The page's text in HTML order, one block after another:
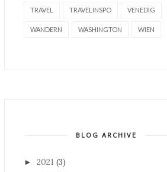
TRAVEL TRAVELINSPO VENEDIG
WANDERN WASHINGTON WIEN
BLOG ARCHIVE
► 2021 (3)